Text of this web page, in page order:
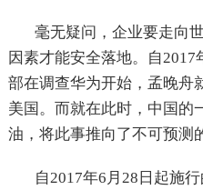
毫无疑问，企业要走向
因素才能安全落地。自
部在调查华为开始，孟晚舟
美国。而就在此时，中国的
油，将此事推向了不可预测
自2017年6 月 28 日起施